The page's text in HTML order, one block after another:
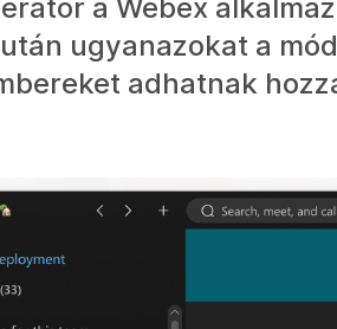
a Webex
ugyanazokat a
adhatnak